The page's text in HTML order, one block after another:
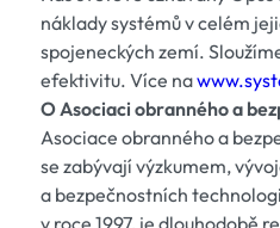
náklady systémů v celém
spojeneckých zemí.
efektivitu. Více na
O Asociaci obranného a
Asociace obranného a
se zabývají výzkumem,
a bezpečnostních